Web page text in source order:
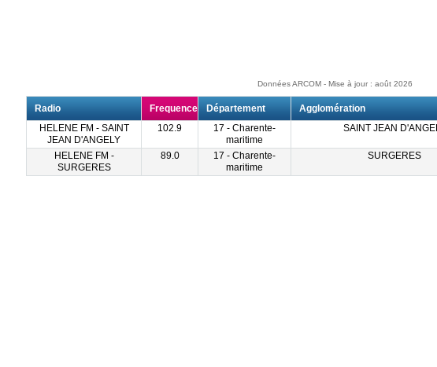
Données ARCOM - Mise à jour : août 2026
Radio Frequence Département
Agglomération
HELENE FM - SAINT
JEAN D'ANGELY
102.9
17 - Charente-
maritime
SAINT JEAN
HELENE FM -
SURGERES
89.0
17 - Charente-
maritime
SURGERES